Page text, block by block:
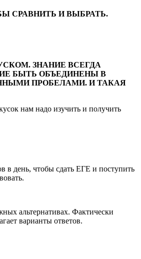
СРАВНИТЬ И ВЫБРАТЬ.
ЗНАНИЕ ВСЕГДА
БЫТЬ ОБЪЕДИНЕНЫ В
ПРОБЕЛАМИ. И ТАКАЯ
нам надо изучить и получить
в день, чтобы сдать ЕГЕ и поступить
альтернативах. Фактически
варианты ответов.